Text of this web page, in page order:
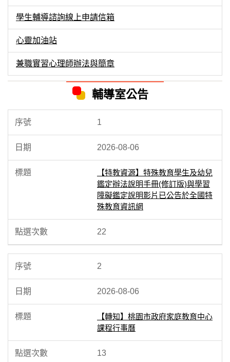
學生輔導諮詢線上申請信箱
心靈加油站
兼職實習心理師辦法與簡章
輔導室公告
1
2026-08-06
【特教資源】特殊教育學生及幼兒
鑑定辦法說明手冊(修訂版)與學習
障礙鑑定說明影片已公告於全國特
殊教育資訊網
22
2
2026-08-06
【轉知】桃園市政府家庭教育中心
課程行事曆
13